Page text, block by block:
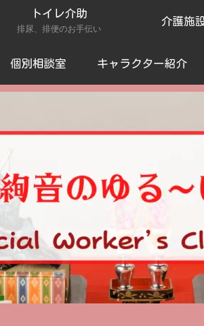
トイレ介助
排尿、排便のお手伝い
介護施
個別相談室 キャラクター紹介